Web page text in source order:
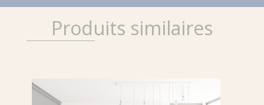
Produits similaires